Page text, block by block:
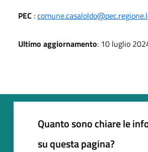
PEC :
Ultimo aggiornamento: 10 luglio
Quanto sono chiare le
su questa pagina?